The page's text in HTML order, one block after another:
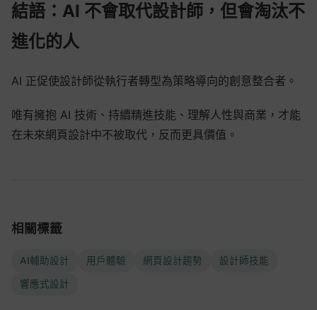
結語：AI 不會取代設計師，但會淘汰不
進化的人
AI 正促使設計師從執行者轉型為策略導向的創意整合者。
唯有擁抱 AI 技術、持續精進技能、理解人性與商業，才能
在未來網頁設計中不被取代，反而更具價值。
相關標籤
AI輔助設計 用戶體驗 網頁設計趨勢 設計師技能
響應式設計